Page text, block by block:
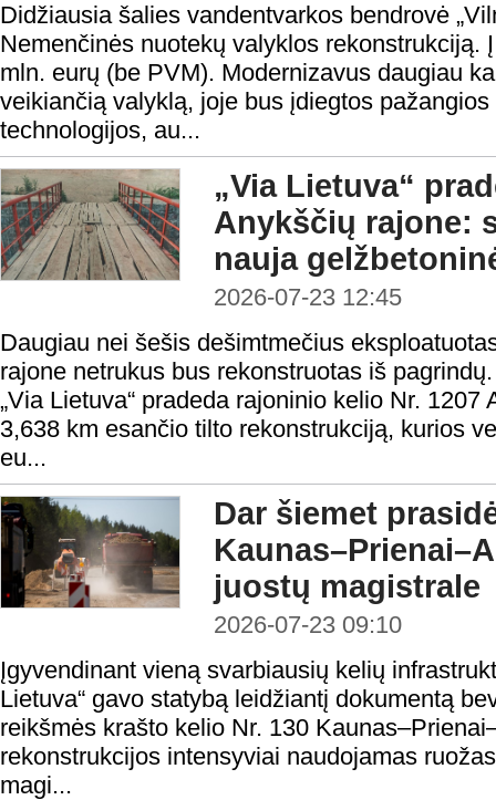
Didžiausia šalies vandentvarkos bendrovė
Nemenčinės nuotekų valyklos rekonstrukciją.
mln. eurų (be PVM). Modernizavus daugiau
veikiančią valyklą, joje bus įdiegtos
technologijos, au...
„Via Lietuva“
Anykščių rajone:
nauja
2026-07-23 12:45
Daugiau nei šešis dešimtmečius
rajone netrukus bus rekonstruotas iš
„Via Lietuva“ pradeda rajoninio kelio Nr.
3,638 km esančio tilto rekonstrukciją, kurios
eu...
Dar šiemet
juostų magistrale
2026-07-23 09:10
Įgyvendinant vieną svarbiausių kelių
Lietuva“ gavo statybą leidžiantį dokumentą
reikšmės krašto kelio Nr. 130
rekonstrukcijos intensyviai naudojamas
magi...